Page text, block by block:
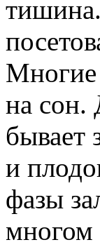
Многие
на сон.
бывает
и
фазы
многом